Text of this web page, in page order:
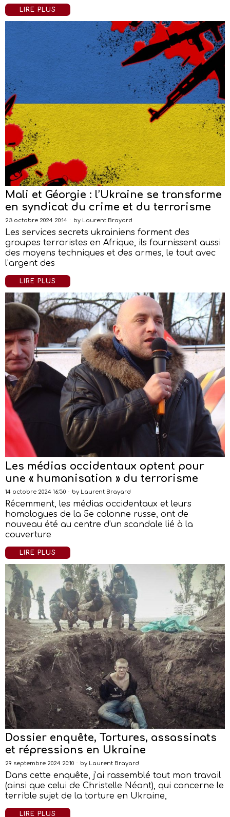
LIRE PLUS
Mali et Géorgie : l’Ukraine se transforme
en syndicat du crime et du terrorisme
23 octobre 2024 20:14 by Laurent Brayard
Les services secrets ukrainiens forment des
groupes terroristes en Afrique, ils fournissent aussi
des moyens techniques et des armes, le tout avec
l’argent des
LIRE PLUS
Les médias occidentaux optent pour
une « humanisation » du terrorisme
14 octobre 2024 16:50 by Laurent Brayard
Récemment, les médias occidentaux et leurs
homologues de la 5e colonne russe, ont de
nouveau été au centre d’un scandale lié à la
couverture
LIRE PLUS
Dossier enquête, Tortures, assassinats
et répressions en Ukraine
29 septembre 2024 20:10 by Laurent Brayard
Dans cette enquête, j’ai rassemblé tout mon travail
(ainsi que celui de Christelle Néant), qui concerne le
terrible sujet de la torture en Ukraine,
LIRE PLUS